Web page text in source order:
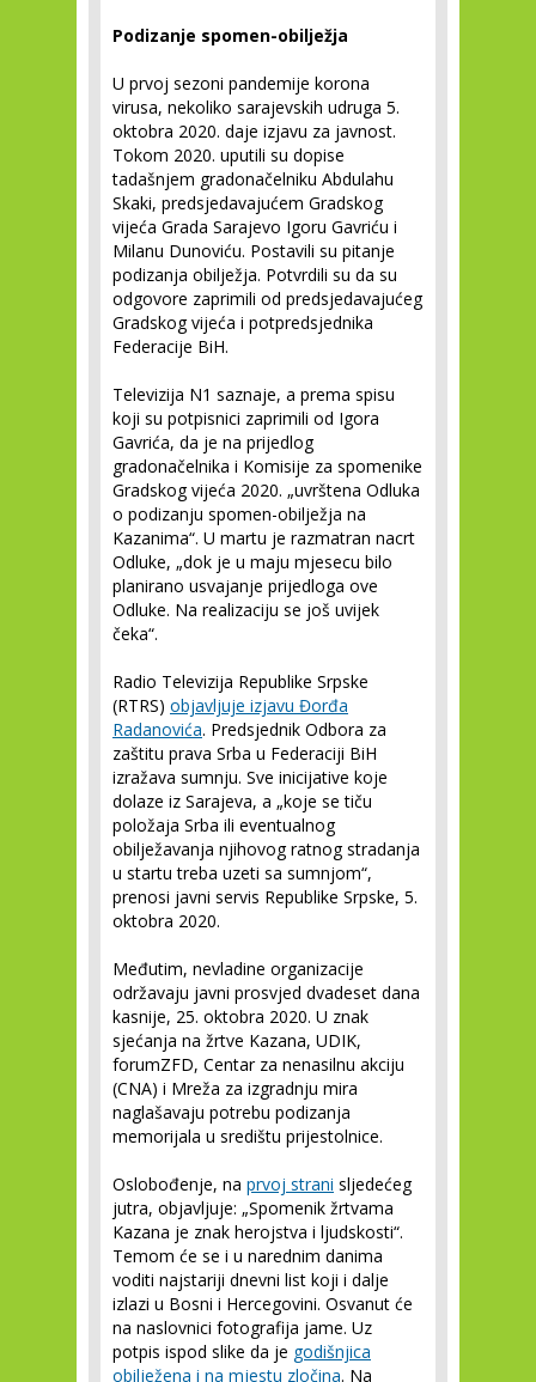
Podizanje spomen-obilježja
U prvoj sezoni pandemije korona
virusa, nekoliko sarajevskih udruga 5.
oktobra 2020. daje izjavu za javnost.
Tokom 2020. uputili su dopise
tadašnjem gradonačelniku Abdulahu
Skaki, predsjedavajućem Gradskog
vijeća Grada Sarajevo Igoru Gavriću i
Milanu Dunoviću. Postavili su pitanje
podizanja obilježja. Potvrdili su da su
odgovore zaprimili od predsjedavajućeg
Gradskog vijeća i potpredsjednika
Federacije BiH.
Televizija N1 saznaje, a prema spisu
koji su potpisnici zaprimili od Igora
Gavrića, da je na prijedlog
gradonačelnika i Komisije za spomenike
Gradskog vijeća 2020. „uvrštena Odluka
o podizanju spomen-obilježja na
Kazanima“. U martu je razmatran nacrt
Odluke, „dok je u maju mjesecu bilo
planirano usvajanje prijedloga ove
Odluke. Na realizaciju se još uvijek
čeka“.
Radio Televizija Republike Srpske
(RTRS) objavljuje izjavu Đorđa
Radanovića. Predsjednik Odbora za
zaštitu prava Srba u Federaciji BiH
izražava sumnju. Sve inicijative koje
dolaze iz Sarajeva, a „koje se tiču
položaja Srba ili eventualnog
obilježavanja njihovog ratnog stradanja
u startu treba uzeti sa sumnjom“,
prenosi javni servis Republike Srpske, 5.
oktobra 2020.
Međutim, nevladine organizacije
održavaju javni prosvjed dvadeset dana
kasnije, 25. oktobra 2020. U znak
sjećanja na žrtve Kazana, UDIK,
forumZFD, Centar za nenasilnu akciju
(CNA) i Mreža za izgradnju mira
naglašavaju potrebu podizanja
memorijala u središtu prijestolnice.
Oslobođenje, na prvoj strani sljedećeg
jutra, objavljuje: „Spomenik žrtvama
Kazana je znak herojstva i ljudskosti“.
Temom će se i u narednim danima
voditi najstariji dnevni list koji i dalje
izlazi u Bosni i Hercegovini. Osvanut će
na naslovnici fotografija jame. Uz
potpis ispod slike da je godišnjica
obilježena i na mjestu zločina. Na